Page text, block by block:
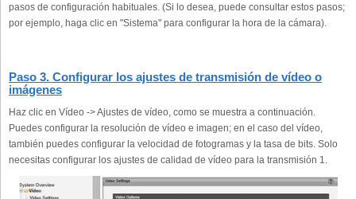
pasos de configuración habituales. (Si lo desea, puede consultar estos pasos;
por ejemplo, haga clic en "Sistema" para configurar la hora de la cámara).
Paso 3. Configurar los ajustes de transmisión de vídeo o
imágenes
Haz clic en Vídeo -> Ajustes de vídeo, como se muestra a continuación.
Puedes configurar la resolución de vídeo e imagen; en el caso del vídeo,
también puedes configurar la velocidad de fotogramas y la tasa de bits. Solo
necesitas configurar los ajustes de calidad de vídeo para la transmisión 1.